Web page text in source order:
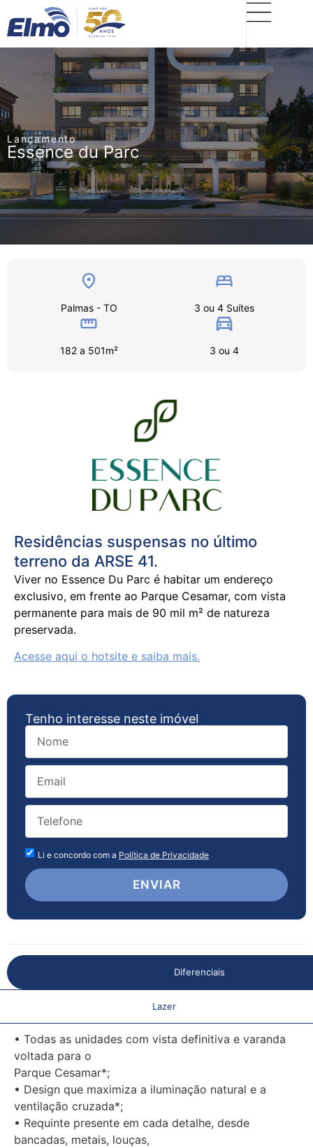
Lançamento
Essence du Parc
Palmas - TO 3 ou 4 Suítes
182 a 501m² 3 ou 4
Residências suspensas no último
terreno da ARSE 41.
Viver no Essence Du Parc é habitar um endereço
exclusivo, em frente ao Parque Cesamar, com vista
permanente para mais de 90 mil m² de natureza
preservada.
Acesse aqui o hotsite e saiba mais.
Tenho interesse neste imóvel
Li e concordo com a Política de Privacidade
ENVIAR
Diferenciais
Lazer
• Todas as unidades com vista definitiva e varanda
voltada para o
Parque Cesamar*;
• Design que maximiza a iluminação natural e a
ventilação cruzada*;
• Requinte presente em cada detalhe, desde
bancadas, metais, louças,